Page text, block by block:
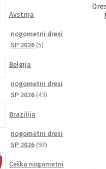
Avstrija
nogometni dresi
SP 2026 55
Belgija
nogometni dresi
SP 2026 4343
Brazilija
nogometni dresi
SP 2026 9292
Češka nogometni